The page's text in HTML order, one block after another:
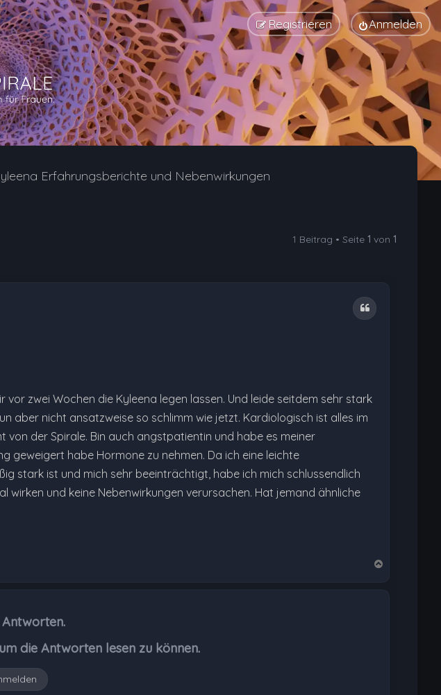
Anmelden
Registrieren
Erfahrungsberichte und Nebenwirkungen
1 Beitrag • Seite1 von1
Zitat
vor zwei Wochen die Kyleena legen lassen. Und leide seitdem sehr stark
aber nicht ansatzweise so schlimm wie jetzt. Kardiologisch ist alles im
von der Spirale. Bin auch angstpatientin und habe es meiner
geweigert habe Hormone zu nehmen. Da ich eine leichte
stark ist und mich sehr beeinträchtigt, habe ich mich schlussendlich
wirken und keine Nebenwirkungen verursachen. Hat jemand ähnliche
Antworten.
die Antworten lesen zu können.